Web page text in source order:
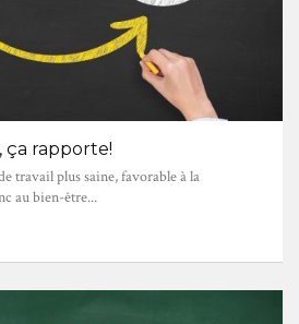
ça rapporte!
travail plus saine, favorable à la
au bien-être...